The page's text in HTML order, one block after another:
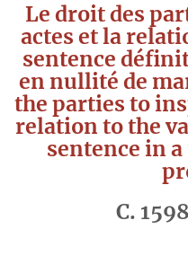
Actualités
Connexion
Le droit des
actes et la
sentence
en nullité de
the parties to
relation to the
sentence in
C.